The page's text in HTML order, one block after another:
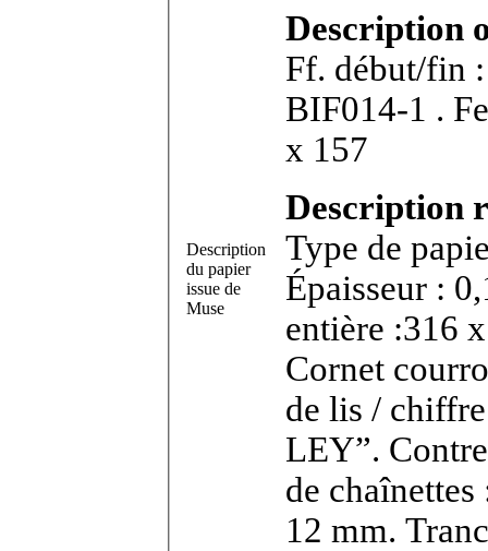
Description
du papier
issue de
Muse
Description
Ff. début/fin
BIF014-1 . Feuillet in-4°. Dimensions feuillet : 201
x 157
Description
Type de
Épaisseur :
entière :316
Cornet
de lis /
LEY”.
de
12 mm.